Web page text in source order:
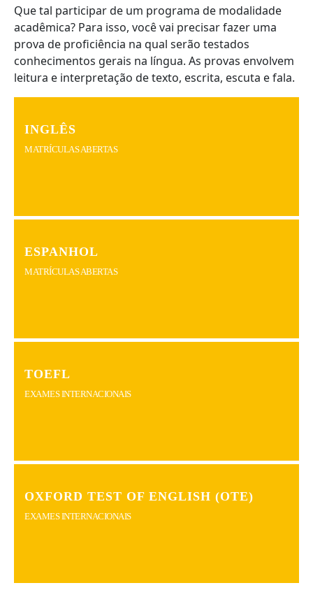
Que tal participar de um programa de modalidade
acadêmica? Para isso, você vai precisar fazer uma
prova de proficiência na qual serão testados
conhecimentos gerais na língua. As provas envolvem
leitura e interpretação de texto, escrita, escuta e fala.
INGLÊS
MATRÍCULAS ABERTAS
ESPANHOL
MATRÍCULAS ABERTAS
TOEFL
EXAMES INTERNACIONAIS
OXFORD TEST OF ENGLISH (OTE)
EXAMES INTERNACIONAIS